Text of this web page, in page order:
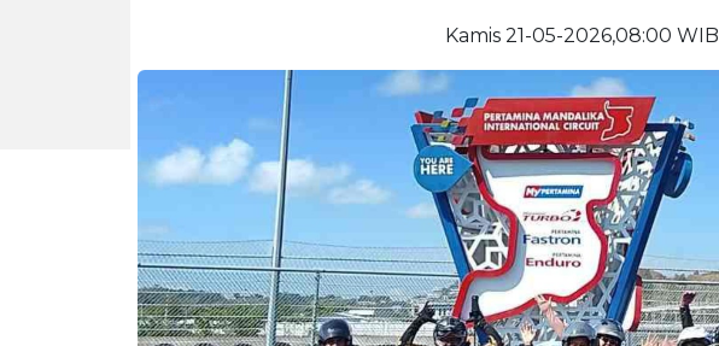
Kamis 21-05-2026,08:00 WIB